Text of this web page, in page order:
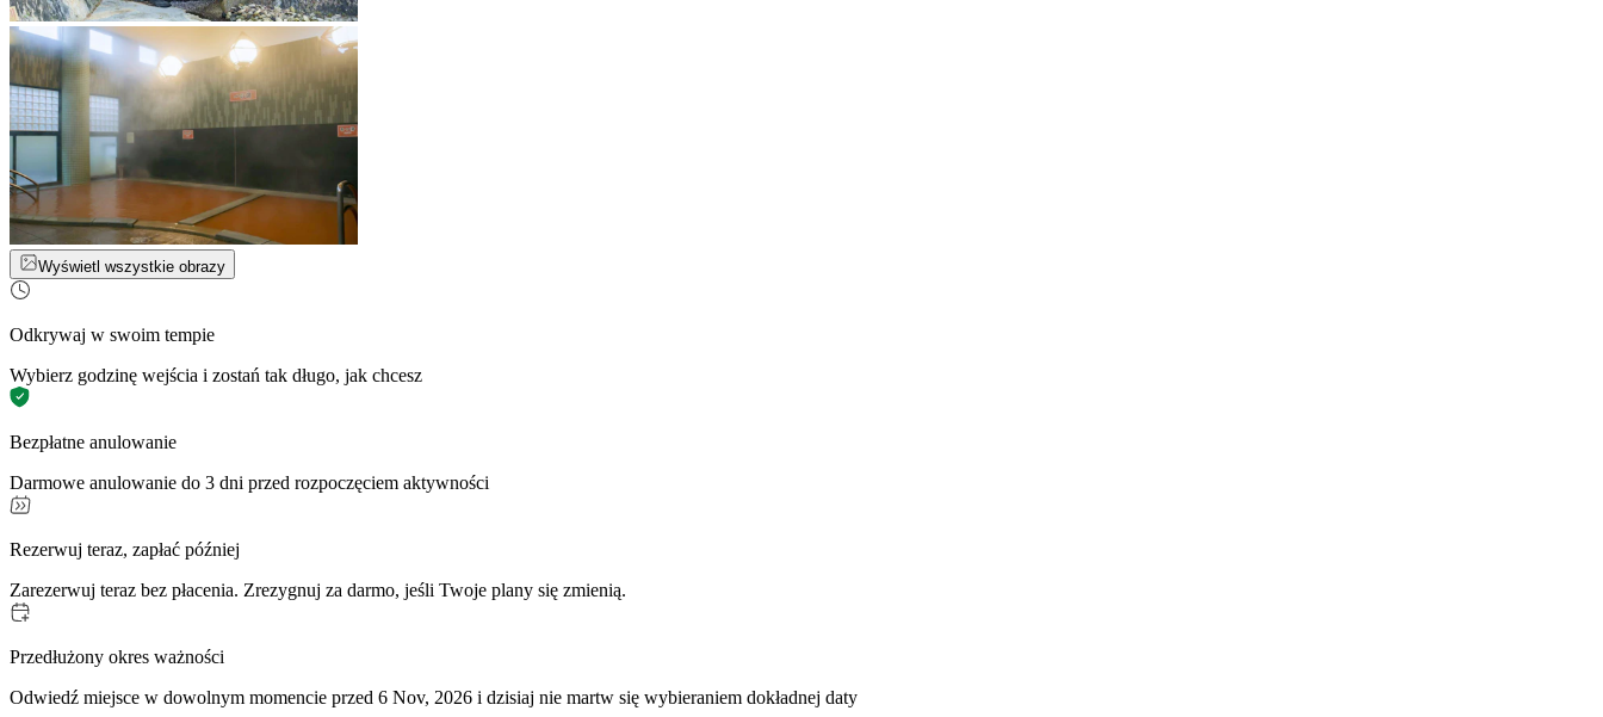
Wyświetl wszystkie obrazy
Odkrywaj w swoim tempie
Wybierz godzinę wejścia i zostań tak długo, jak chcesz
Bezpłatne anulowanie
Darmowe anulowanie do 3 dni przed rozpoczęciem aktywności
Rezerwuj teraz, zapłać później
Zarezerwuj teraz bez płacenia. Zrezygnuj za darmo, jeśli Twoje plany się zmienią.
Przedłużony okres ważności
Odwiedź miejsce w dowolnym momencie przed 6 Nov, 2026 i dzisiaj nie martw się wybieraniem dokładnej daty